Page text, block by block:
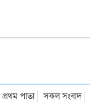
প্রথম পাতা সকল সংবাদ